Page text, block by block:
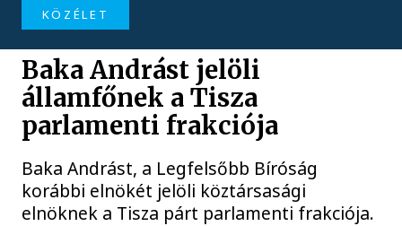
KÖZÉLET
Baka Andrást jelöli
államfőnek a Tisza
parlamenti frakciója
Baka Andrást, a Legfelsőbb Bíróság
korábbi elnökét jelöli köztársasági
elnöknek a Tisza párt parlamenti frakciója.